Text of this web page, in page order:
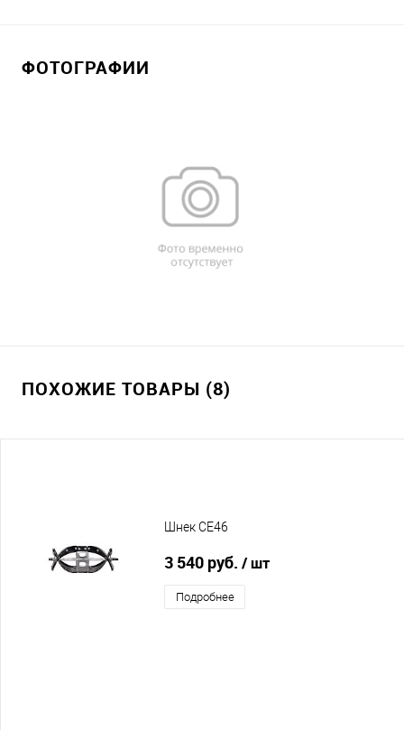
ФОТОГРАФИИ
ПОХОЖИЕ ТОВАРЫ (8)
Шнек CE46
3 540 руб. / шт
Подробнее